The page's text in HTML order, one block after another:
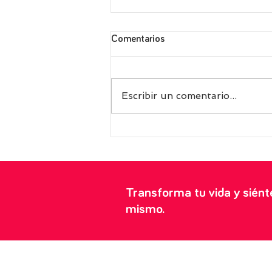
Comentarios
Escribir un comentario...
Transforma tu vida y
mismo.